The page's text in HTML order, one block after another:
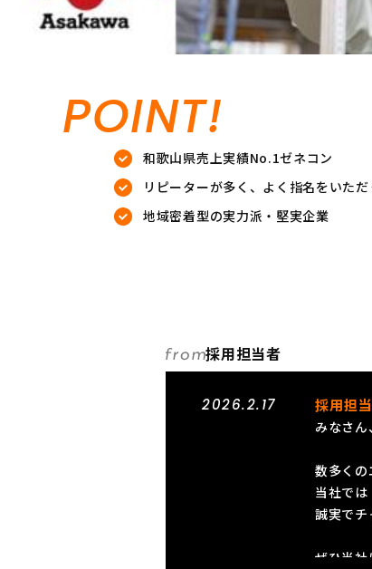
POINT!
和歌山県売上実績No.1ゼネコン
リピーターが多く、よく指名をいただ
地域密着型の実力派・堅実企業
採用担当者
2026.2.17 採用担
みなさん
数多くの
当社では
誠実でチ
ぜひ当社